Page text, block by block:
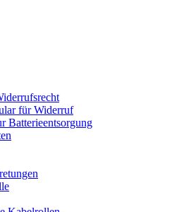
für Widerruf
Batterieentsorgung